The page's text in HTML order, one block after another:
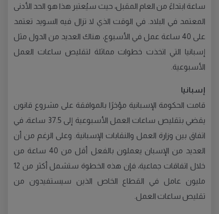
ساعة ابتداءً من العام المقبل، حيث سيُعتبر هذا هو الحد الأدنى
المعتمد في البلاد. في الوقت الذي لا تزال فيه السويد تعتمد
على 40 ساعة عمل في الأسبوع، هناك العديد من الدول مثل
إسبانيا التي اتخذت خطوات مماثلة لتقليص ساعات العمل
الأسبوعية.
إسبانيا
قامت الحكومة الإسبانية مؤخرًا بالموافقة على مشروع قانون
يقضي بتقليص ساعات العمل الأسبوعية إلى 37.5 ساعة، في
اتفاق بين وزارة العمل والنقابات الإسبانية. وعلى الرغم من أن
العديد من الإسبان يعملون بالفعل أقل من 40 ساعة من
خلال اتفاقات جماعية، فإن هذه الخطوة ستشمل أكثر من 12
مليون عامل في القطاع الخاص الذين سيستفيدون من
تقليص ساعات العمل.